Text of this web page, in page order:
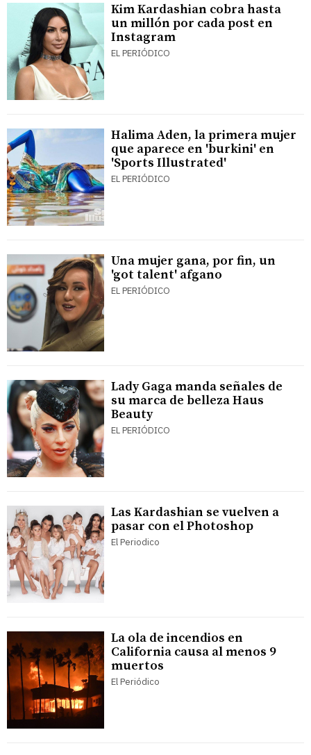
Kim Kardashian cobra hasta
un millón por cada post en
Instagram
EL PERIÓDICO
Halima Aden, la primera mujer
que aparece en 'burkini' en
'Sports Illustrated'
EL PERIÓDICO
Una mujer gana, por fin, un
'got talent' afgano
EL PERIÓDICO
Lady Gaga manda señales de
su marca de belleza Haus
Beauty
EL PERIÓDICO
Las Kardashian se vuelven a
pasar con el Photoshop
El Periodico
La ola de incendios en
California causa al menos 9
muertos
El Periódico